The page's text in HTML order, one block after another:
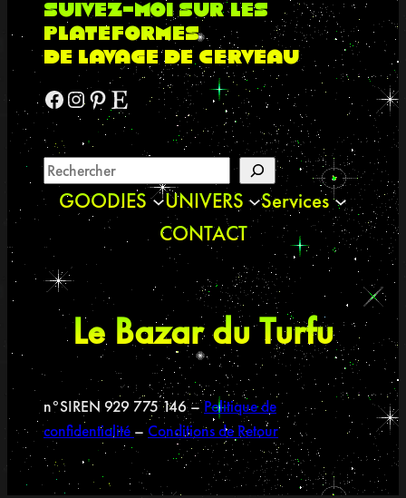
suivez-moi sur les
plateformes
de lavage de cerveau
Facebook Instagram Pinterest Etsy
GOODIES UNIVERS
Services
CONTACT
Le Bazar du Turfu
n°SIREN 929 775 146 –Politique de
confidentialité –Conditions de Retour